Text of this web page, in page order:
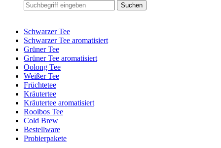
Suchen
Schwarzer Tee
Schwarzer Tee aromatisiert
Grüner Tee
Grüner Tee aromatisiert
Oolong Tee
Weißer Tee
Früchtetee
Kräutertee
Kräutertee aromatisiert
Rooibos Tee
Cold Brew
Bestellware
Probierpakete